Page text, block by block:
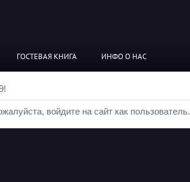
ГОСТЕВАЯ КНИГА ИНФО О НАС
войдите на сайт как пользователь.